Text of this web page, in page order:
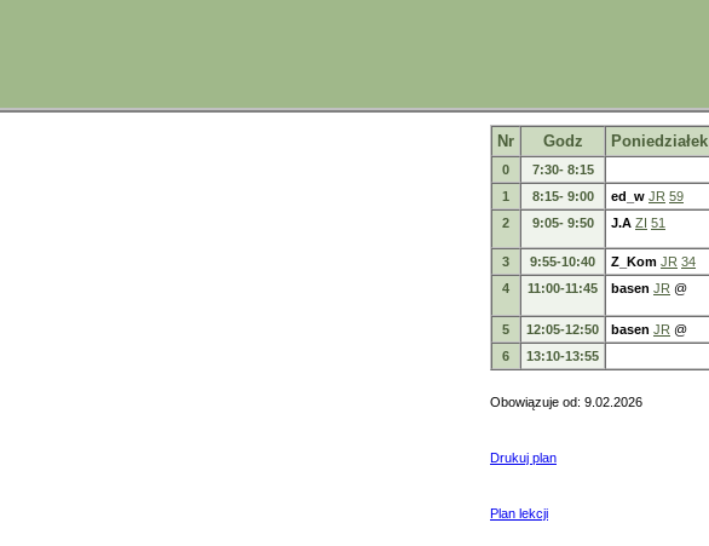
Nr Godz Poniedziałek
0
7:30- 8:15
1
8:15- 9:00 ed_w JR 59
2
9:05- 9:50 J.A ZI 51
3 9:55-10:40 Z_Kom JR 34
4
11:00-11:45 basen JR @
5 12:05-12:50 basen JR @
6
13:10-13:55
Obowiązuje od: 9.02.2026
Drukuj plan
Plan lekcji